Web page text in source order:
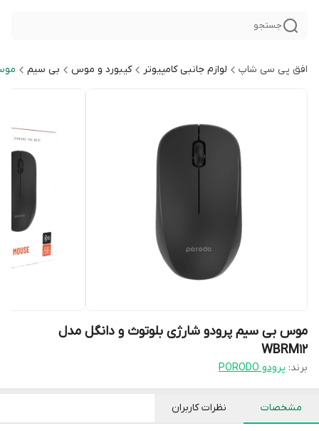
جستجو
افق پی سی شاپ لوازم جانبی کامپیوتر کیبورد و موس بی سیم
موس بی سیم پرودو شارژی بلوتوث و دانگل مدل
WBRM12
برند: پرودو PORODO
مشخصات نظرات کاربران